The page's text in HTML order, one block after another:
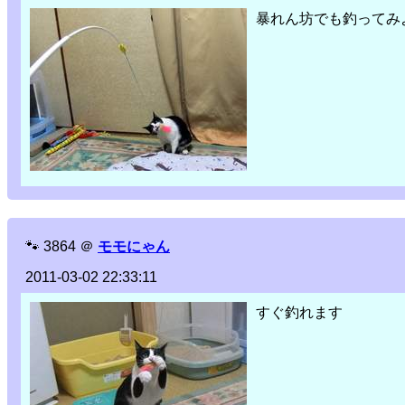
暴れん坊でも釣ってみ
🐾 3864 ＠ モモにゃん
2011-03-02 22:33:11
すぐ釣れます